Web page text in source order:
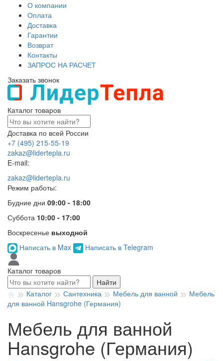
О компании
Оплата
Доставка
Гарантии
Возврат
Контакты
ЗАПРОС НА РАСЧЕТ
Заказать звонок
Каталог товаров
Доставка по всей России
+7 (495) 215-55-19
zakaz@lidertepla.ru
E-mail:
zakaz@lidertepla.ru
Режим работы:
Будние дни 09:00 - 18:00
Суббота 10:00 - 17:00
Воскресенье выходной
Написать в Max
Написать в Telegram
Каталог товаров
Найти
Каталог
Сантехника Мебель для ванной
Мебель
для ванной Hansgrohe (Германия)
Мебель для ванной
Hansgrohe (Германия)